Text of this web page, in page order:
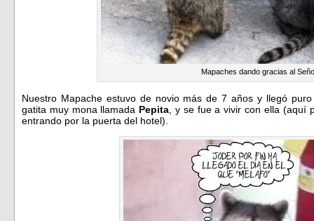
Mapaches dando gracias al
Nuestro Mapache estuvo de novio más de 7 años y llegó
gatita muy mona llamada Pepita , y se fue a vivir con ella
entrando por la puerta del hotel).